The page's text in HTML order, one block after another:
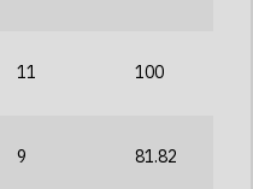
11 100
9 81.82